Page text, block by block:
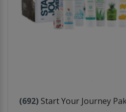
(692) Start Your Journey